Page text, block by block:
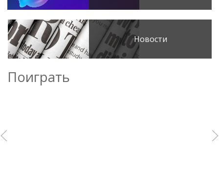
Новости
Поиграть